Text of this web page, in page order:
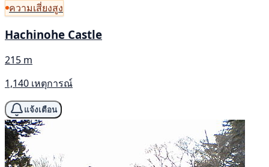
ความเสี่ยงสูง
Hachinohe Castle
215 m
1,140 เหตุการณ์
แจ้งเตือน